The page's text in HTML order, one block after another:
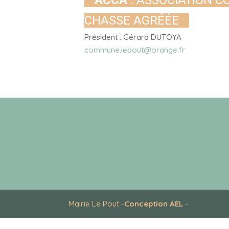
CHASSE AGRÉÉE
Président : Gérard DUTOYA
commune.lepout@orange.fr
Mairie Le Pout -Conception AEL -